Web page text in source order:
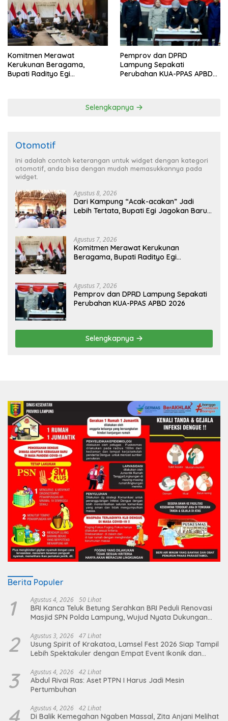
Komitmen Merawat
Kerukunan Beragama,
Bupati Radityo Egi
Pemprov dan DPRD
Lampung Sepakati
Perubahan KUA-PPAS APBD
Selengkapnya
Otomotif
Ini adalah contoh keterangan untuk widget dengan kategori
otomotif, anda bisa dengan mudah memasukkannya pada
widget.
Agustus 8, 2026
Dari Kampung “Acak-acakan” Jadi
Lebih Tertata, Bupati Egi Jagokan Baru
Agustus 7, 2026
Komitmen Merawat Kerukunan
Beragama, Bupati Radityo Egi
Agustus 7, 2026
Pemprov dan DPRD Lampung Sepakati
Perubahan KUA-PPAS APBD 2026
Selengkapnya
Berita Populer
1 Agustus 4, 2026 50 Lihat
BRI Kanca Teluk Betung Serahkan BRI Peduli Renovasi
Masjid SPN Polda Lampung, Wujud Nyata Dukungan
2 Agustus 3, 2026 47 Lihat
Usung Spirit of Krakatoa, Lamsel Fest 2026 Siap Tampil
Lebih Spektakuler dengan Empat Event Ikonik dan
3 Agustus 4, 2026 42 Lihat
Abdul Rivai Ras: Aset PTPN I Harus Jadi Mesin
Pertumbuhan
Agustus 4, 2026 42 Lihat
Di Balik Kemegahan Ngaben Massal, Zita Anjani Melihat